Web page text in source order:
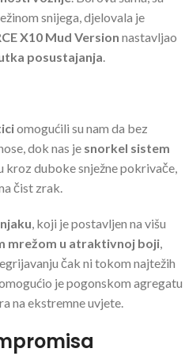
snijega, djelovala je
X10 Mud Version nastavljao
posustajanja.
omogućili su nam da bez
dok nas je snorkel sistem
kroz duboke snježne pokrivače,
čist zrak.
, koji je postavljen na višu
mrežom u atraktivnoj boji,
čak ni tokom najtežih
je pogonskom agregatu
na ekstremne uvjete.